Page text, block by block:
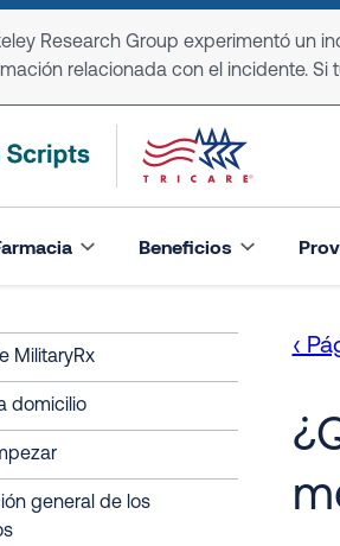
Research Group experimentó un
relacionada con el incidente.
Beneficios
MilitaryRx
domicilio
general de los
‹